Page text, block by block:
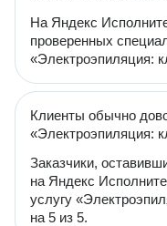
На Яндекс
проверенных
«Электроэпиляция:
Клиенты обычно
«Электроэпиляция:
Заказчики,
на Яндекс
услугу
на 5 из 5.